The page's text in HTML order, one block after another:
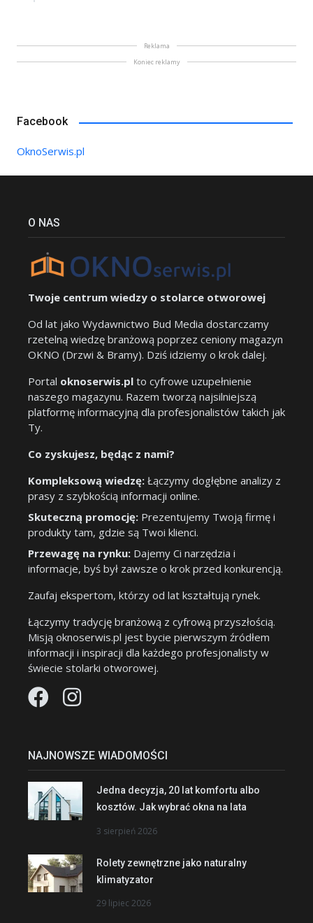
Reklama
Koniec reklamy
Facebook
OknoSerwis.pl
O NAS
Twoje centrum wiedzy o stolarce otworowej
Od lat jako Wydawnictwo Bud Media dostarczamy
rzetelną wiedzę branżową poprzez ceniony magazyn
OKNO (Drzwi & Bramy). Dziś idziemy o krok dalej.
Portal oknoserwis.pl to cyfrowe uzupełnienie
naszego magazynu. Razem tworzą najsilniejszą
platformę informacyjną dla profesjonalistów takich jak
Ty.
Co zyskujesz, będąc z nami?
Kompleksową wiedzę: Łączymy dogłębne analizy z
prasy z szybkością informacji online.
Skuteczną promocję: Prezentujemy Twoją firmę i
produkty tam, gdzie są Twoi klienci.
Przewagę na rynku: Dajemy Ci narzędzia i
informacje, byś był zawsze o krok przed konkurencją.
Zaufaj ekspertom, którzy od lat kształtują rynek.
Łączymy tradycję branżową z cyfrową przyszłością.
Misją oknoserwis.pl jest bycie pierwszym źródłem
informacji i inspiracji dla każdego profesjonalisty w
świecie stolarki otworowej.
NAJNOWSZE WIADOMOŚCI
Jedna decyzja, 20 lat komfortu albo
kosztów. Jak wybrać okna na lata
3 sierpień 2026
Rolety zewnętrzne jako naturalny
klimatyzator
29 lipiec 2026